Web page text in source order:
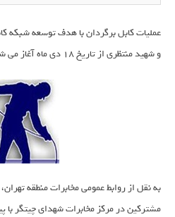
عملیات کابل برگردان با هدف توسعه شبکه
و شهید منتظری از تاریخ 18 دی ماه آغاز می شود.
به نقل از روابط عمومی مخابرات منطقه